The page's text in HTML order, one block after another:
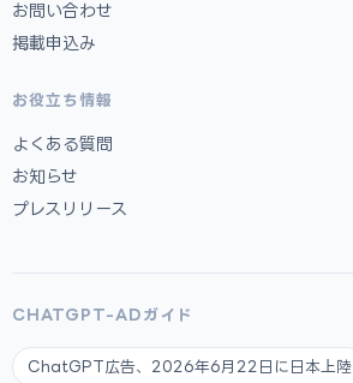
お問い合わせ
掲載申込み
お役立ち情報
よくある質問
お知らせ
プレスリリース
CHATGPT-ADガイド
ChatGPT広告、2026年6月22日に日本上陸